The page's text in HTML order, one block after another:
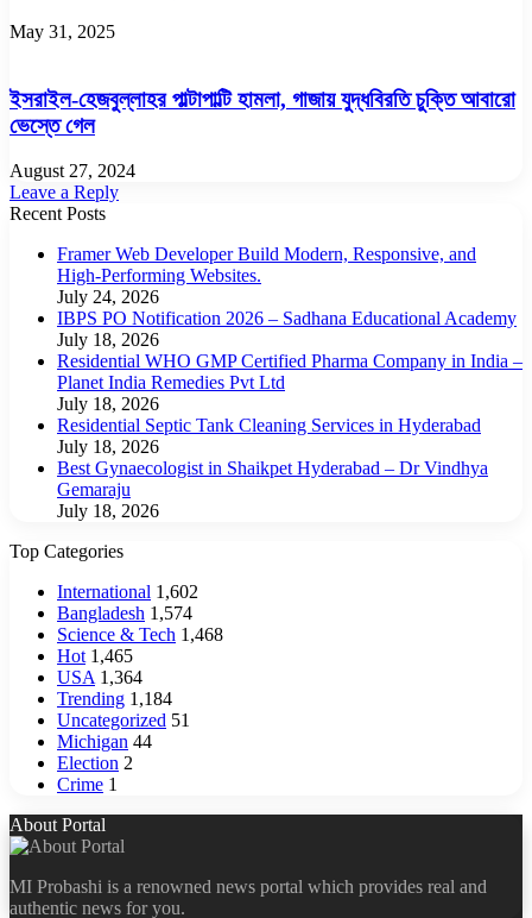
May 31, 2025
ইসরাইল-হেজবুল্লাহর পাল্টাপাল্টি হামলা, গাজায় যুদ্ধবিরতি চুক্তি আবারো
ভেস্তে গেল
August 27, 2024
Leave a Reply
Recent Posts
Framer Web Developer Build Modern, Responsive, and
High-Performing Websites.
July 24, 2026
IBPS PO Notification 2026 – Sadhana Educational Academy
July 18, 2026
Residential WHO GMP Certified Pharma Company in India –
Planet India Remedies Pvt Ltd
July 18, 2026
Residential Septic Tank Cleaning Services in Hyderabad
July 18, 2026
Best Gynaecologist in Shaikpet Hyderabad – Dr Vindhya
Gemaraju
July 18, 2026
Top Categories
International 1,602
Bangladesh 1,574
Science & Tech 1,468
Hot 1,465
USA 1,364
Trending 1,184
Uncategorized 51
Michigan 44
Election 2
Crime 1
About Portal
MI Probashi is a renowned news portal which provides real and
authentic news for you.